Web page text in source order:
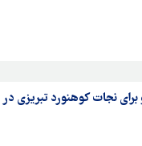
نجات کوهنورد تبریزی در